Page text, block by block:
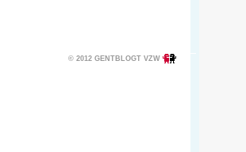
© 2012 GENTBLOGT VZW